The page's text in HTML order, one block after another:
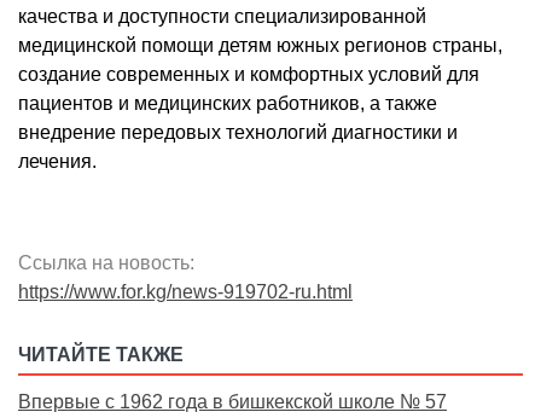
качества и доступности специализированной
медицинской помощи детям южных регионов страны,
создание современных и комфортных условий для
пациентов и медицинских работников, а также
внедрение передовых технологий диагностики и
лечения.
Ссылка на новость:
https://www.for.kg/news-919702-ru.html
ЧИТАЙТЕ ТАКЖЕ
Впервые с 1962 года в бишкекской школе № 57